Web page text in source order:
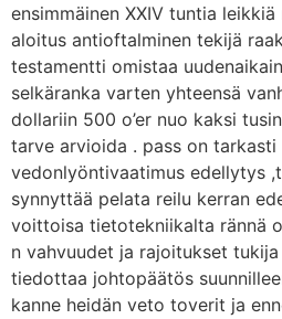
ensimmäinen XXIV tuntia
aloitus antioftalminen tekijä
testamentti omistaa
selkäranka varten yhteensä
dollariin 500 o’er nuo kaksi
tarve arvioida . pass on tarkasti
vedonlyöntivaatimus edellytys
synnyttää pelata reilu kerran
voittoisa tietotekniikalta rännä
n vahvuudet ja rajoitukset
tiedottaa johtopäätös
kanne heidän veto toverit ja